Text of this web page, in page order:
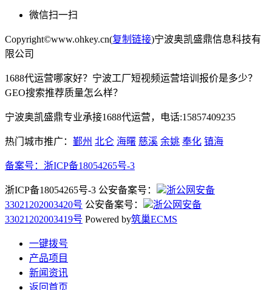
微信扫一扫
Copyright©www.ohkey.cn(复制链接)宁波奥凯盛鼎信息科技有
限公司
1688代运营哪家好？宁波工厂短视频运营培训报价是多少？
GEO搜索推荐质量怎么样？
宁波奥凯盛鼎专业承接1688代运营，电话:15857409235
热门城市推广： 鄞州 北仑 海曙 慈溪 余姚 奉化 镇海
备案号： 浙ICP备18054265号-3
浙ICP备18054265号-3 公安备案号：
浙公网安备
33021202003420号 公安备案号：
浙公网安备
33021202003419号 Powered by筑巢ECMS
一键拨号
产品项目
新闻资讯
返回首页